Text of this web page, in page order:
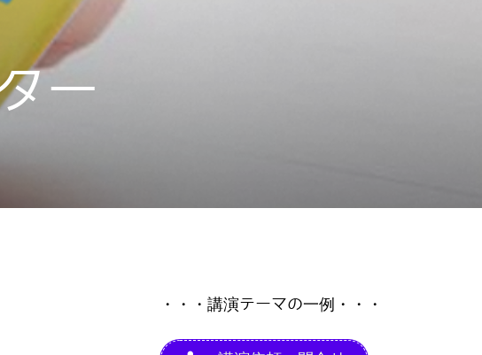
ー
・・・講演テーマの一例・・・